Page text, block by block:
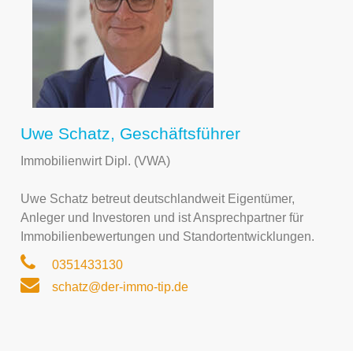
Uwe Schatz, Geschäftsführer
Immobilienwirt Dipl. (VWA)
Uwe Schatz betreut deutschlandweit Eigentümer,
Anleger und Investoren und ist Ansprechpartner für
Immobilienbewertungen und Standortentwicklungen.
0351433130
schatz@der-immo-tip.de